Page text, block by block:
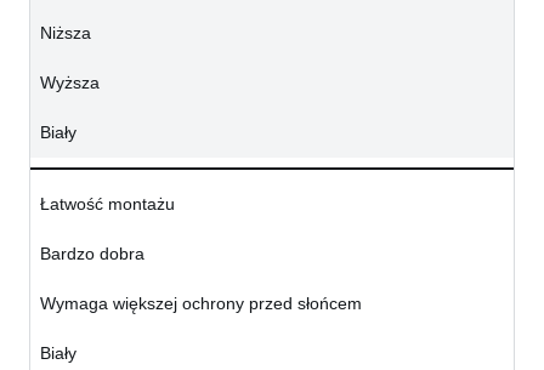
Niższa
Wyższa
Biały
Łatwość montażu
Bardzo dobra
Wymaga większej ochrony przed słońcem
Biały